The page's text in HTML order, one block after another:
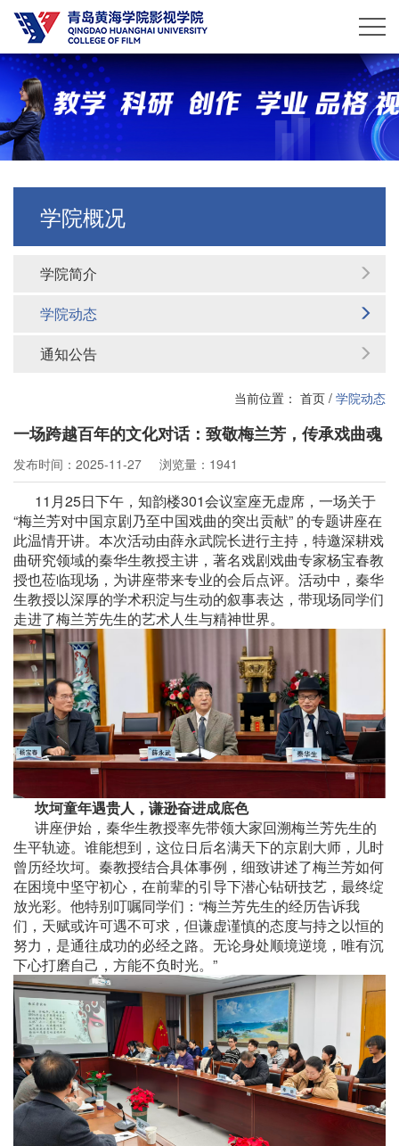
学院概况
学院简介
学院动态
通知公告
当前位置： 首页 / 学院动态
一场跨越百年的文化对话：致敬梅兰芳，传承戏曲魂
发布时间：2025-11-27 浏览量：1941
11月25日下午，知韵楼301会议室座无虚席，一场关于
“梅兰芳对中国京剧乃至中国戏曲的突出贡献” 的专题讲座在
此温情开讲。本次活动由薛永武院长进行主持，特邀深耕戏
曲研究领域的秦华生教授主讲，著名戏剧戏曲专家杨宝春教
授也莅临现场，为讲座带来专业的会后点评。活动中，秦华
生教授以深厚的学术积淀与生动的叙事表达，带现场同学们
走进了梅兰芳先生的艺术人生与精神世界。
坎坷童年遇贵人，谦逊奋进成底色
讲座伊始，秦华生教授率先带领大家回溯梅兰芳先生的
生平轨迹。谁能想到，这位日后名满天下的京剧大师，儿时
曾历经坎坷。秦教授结合具体事例，细致讲述了梅兰芳如何
在困境中坚守初心，在前辈的引导下潜心钻研技艺，最终绽
放光彩。他特别叮嘱同学们：“梅兰芳先生的经历告诉我
们，天赋或许可遇不可求，但谦虚谨慎的态度与持之以恒的
努力，是通往成功的必经之路。无论身处顺境逆境，唯有沉
下心打磨自己，方能不负时光。”